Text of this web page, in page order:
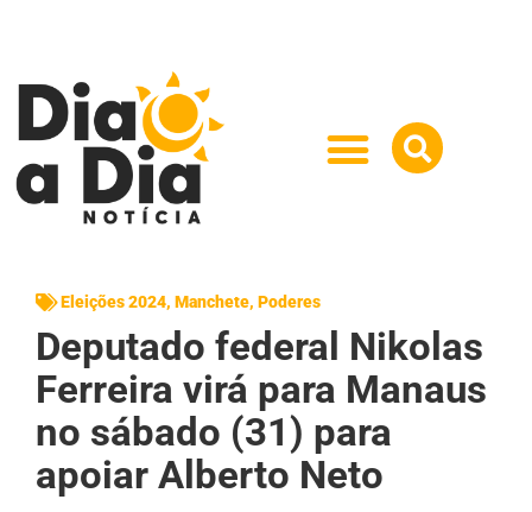
Eleições 2024, Manchete, Poderes
Deputado federal Nikolas
Ferreira virá para Manaus
no sábado (31) para
apoiar Alberto Neto